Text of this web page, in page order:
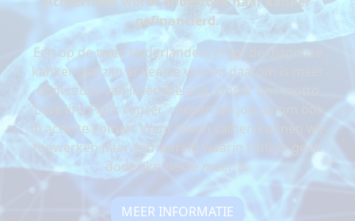
gefinancierd.
Een op de twee Nederlanders krijgt de diagnose
kanker. Dat zijn er veel te veel en daarom is meer
onderzoek van levensbelang. Onder ons motto
‘Love life. Fight cancer’ roepen we jou op om ook
in actie te komen. Want alleen samen kunnen we
toewerken naar een wereld waarin kanker geen
dodelijke ziekte meer is.
MEER INFORMATIE